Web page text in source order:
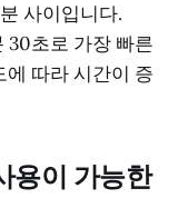
사이입니다.
30초로 가장 빠른
따라 시간이 증
용이 가능한